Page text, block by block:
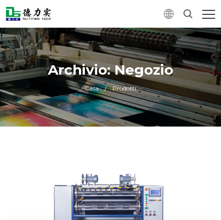
Archivio: Negozio
Casa / Prodotti